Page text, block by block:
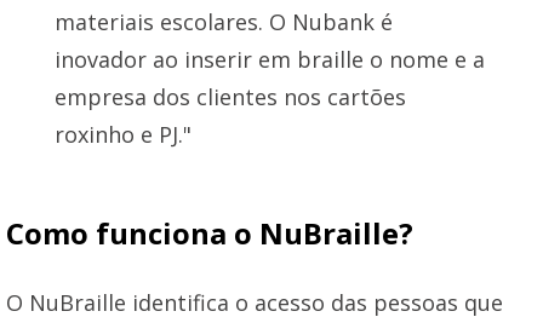
materiais escolares. O Nubank é
inovador ao inserir em braille o nome e a
empresa dos clientes nos cartões
roxinho e PJ."
Como funciona o NuBraille?
O NuBraille identifica o acesso das pessoas que